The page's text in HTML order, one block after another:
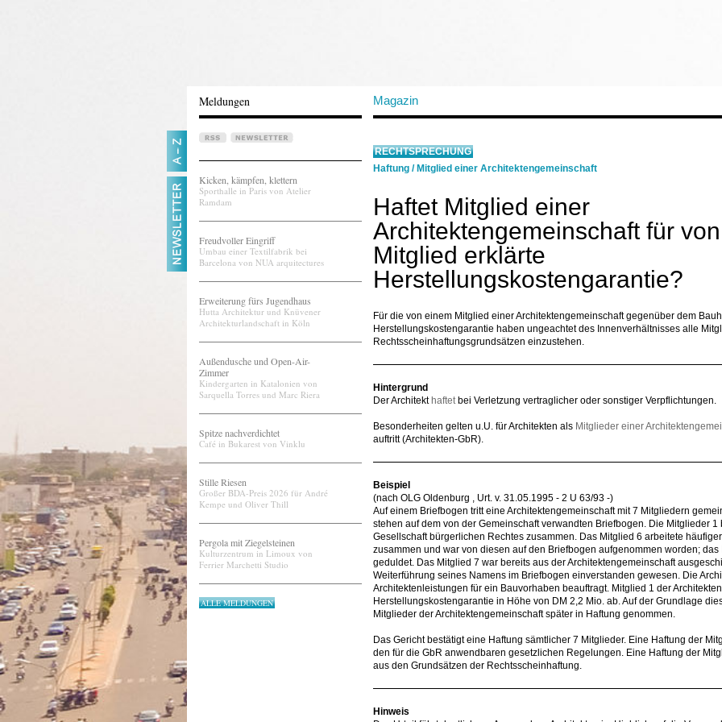
Meldungen Magazin
Kicken, kämpfen, klettern
Sporthalle in Paris von Atelier
Ramdam
Freudvoller Eingriff
Umbau einer Textilfabrik bei
Barcelona von NUA arquitectures
Erweiterung fürs Jugendhaus
Hutta Architektur und Knüvener
Architekturlandschaft in Köln
Außendusche und Open-Air-
Zimmer
Kindergarten in Katalonien von
Sarquella Torres und Marc Riera
Spitze nachverdichtet
Café in Bukarest von Vinklu
Stille Riesen
Großer BDA-Preis 2026 für André
Kempe und Oliver Thill
Pergola mit Ziegelsteinen
Kulturzentrum in Limoux von
Ferrier Marchetti Studio
ALLE MELDUNGEN
RECHTSPRECHUNG
Haftung / Mitglied einer Architektengemeinschaft
Haftet Mitglied einer
Architektengemeinschaft für
Mitglied erklärte
Herstellungskostengarantie?
Für die von einem Mitglied einer Architektengemeinschaft gegenüber dem
Herstellungskostengarantie haben ungeachtet des Innenverhältnisses alle
Rechtsscheinhaftungsgrundsätzen einzustehen.
Hintergrund
Der Architekt haftetbei Verletzung vertraglicher oder sonstiger Verpflichtungen.
Besonderheiten gelten u.U. für Architekten als Mitglieder einer
auftritt (Architekten-GbR).
Beispiel
(nach OLG Oldenburg , Urt. v. 31.05.1995 - 2 U 63/93 -)
Auf einem Briefbogen tritt eine Architektengemeinschaft mit 7 Mitgliedern
stehen auf dem von der Gemeinschaft verwandten Briefbogen. Die Mitglieder
Gesellschaft bürgerlichen Rechtes zusammen. Das Mitglied 6 arbeitete
zusammen und war von diesen auf den Briefbogen aufgenommen worden;
geduldet. Das Mitglied 7 war bereits aus der Architektengemeinschaft
Weiterführung seines Namens im Briefbogen einverstanden gewesen. Die
Architektenleistungen für ein Bauvorhaben beauftragt. Mitglied 1 der
Herstellungskostengarantie in Höhe von DM 2,2 Mio. ab. Auf der Grundlage
Mitglieder der Architektengemeinschaft später in Haftung genommen.
Das Gericht bestätigt eine Haftung sämtlicher 7 Mitglieder. Eine Haftung der
den für die GbR anwendbaren gesetzlichen Regelungen. Eine Haftung der
aus den Grundsätzen der Rechtsscheinhaftung.
Hinweis